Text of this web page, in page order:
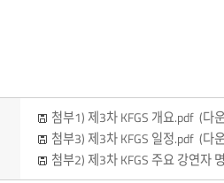
첨부1) 제3차 KFGS 개요.pdf (다
첨부3) 제3차 KFGS 일정.pdf (다
첨부2) 제3차 KFGS 주요 강연자